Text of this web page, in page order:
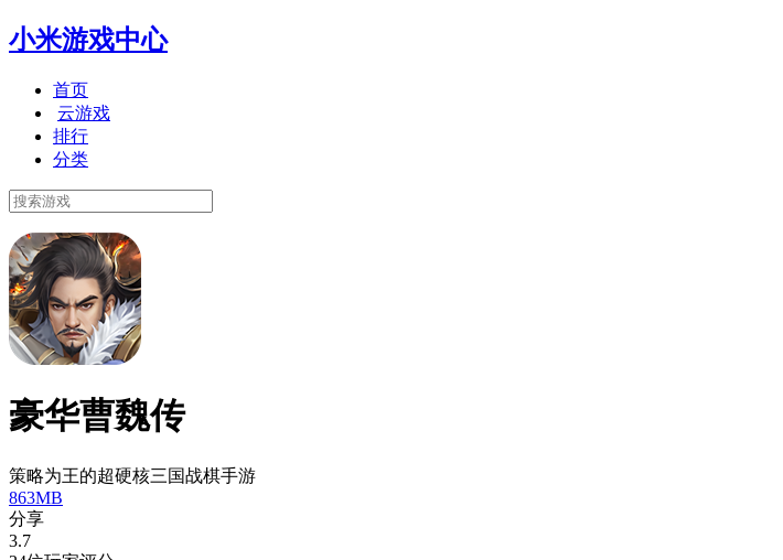
小米游戏中心
首页
云游戏
排行
分类
豪华曹魏传
策略为王的超硬核三国战棋手游
863MB
分享
3.7